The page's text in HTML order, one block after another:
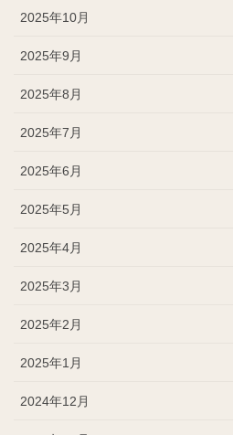
2025年10月
2025年9月
2025年8月
2025年7月
2025年6月
2025年5月
2025年4月
2025年3月
2025年2月
2025年1月
2024年12月